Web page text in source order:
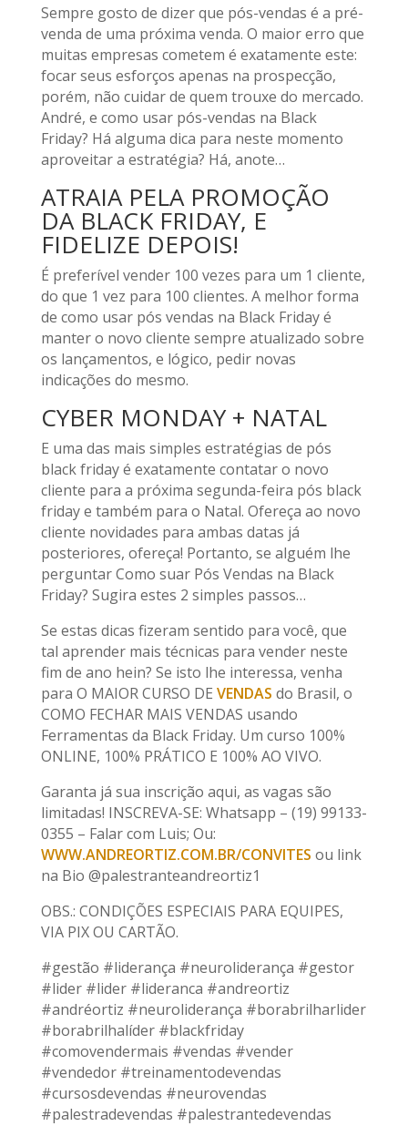
Sempre gosto de dizer que pós-vendas é a pré-
venda de uma próxima venda. O maior erro que
muitas empresas cometem é exatamente este:
focar seus esforços apenas na prospecção,
porém, não cuidar de quem trouxe do mercado.
André, e como usar pós-vendas na Black
Friday? Há alguma dica para neste momento
aproveitar a estratégia? Há, anote…
ATRAIA PELA PROMOÇÃO
DA BLACK FRIDAY, E
FIDELIZE DEPOIS!
É preferível vender 100 vezes para um 1 cliente,
do que 1 vez para 100 clientes. A melhor forma
de como usar pós vendas na Black Friday é
manter o novo cliente sempre atualizado sobre
os lançamentos, e lógico, pedir novas
indicações do mesmo.
CYBER MONDAY + NATAL
E uma das mais simples estratégias de pós
black friday é exatamente contatar o novo
cliente para a próxima segunda-feira pós black
friday e também para o Natal. Ofereça ao novo
cliente novidades para ambas datas já
posteriores, ofereça! Portanto, se alguém lhe
perguntar Como suar Pós Vendas na Black
Friday? Sugira estes 2 simples passos…
Se estas dicas fizeram sentido para você, que
tal aprender mais técnicas para vender neste
fim de ano hein? Se isto lhe interessa, venha
para O MAIOR CURSO DE VENDAS do Brasil, o
COMO FECHAR MAIS VENDAS usando
Ferramentas da Black Friday. Um curso 100%
ONLINE, 100% PRÁTICO E 100% AO VIVO.
Garanta já sua inscrição aqui, as vagas são
limitadas! INSCREVA-SE: Whatsapp – (19) 99133-
0355 – Falar com Luis; Ou:
WWW.ANDREORTIZ.COM.BR/CONVITES ou link
na Bio @palestranteandreortiz1
OBS.: CONDIÇÕES ESPECIAIS PARA EQUIPES,
VIA PIX OU CARTÃO.
#gestão #liderança #neuroliderança #gestor
#lider #lider #lideranca #andreortiz
#andréortiz #neuroliderança #borabrilharlider
#borabrilhalíder #blackfriday
#comovendermais #vendas #vender
#vendedor #treinamentodevendas
#cursosdevendas #neurovendas
#palestradevendas #palestrantedevendas